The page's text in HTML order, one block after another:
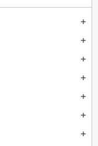
add
add
add
add
add
add
add